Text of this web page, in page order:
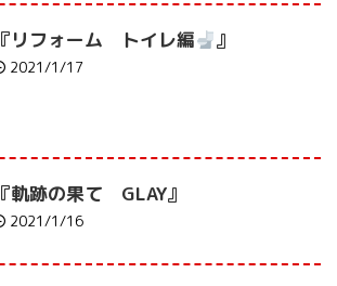
『リフォーム トイレ編 』
2021/1/17
『軌跡の果て GLAY』
2021/1/16